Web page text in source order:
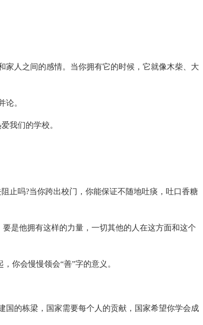
人之间的感情。当你拥有它的时候，它就像木柴、大
论。
我们的学校。
止吗?当你跨出校门，你能保证不随地吐痰，吐口香糖
是他拥有这样的力量，一切其他的人在这方面和这个
你会慢慢领会“善”字的意义。
国的栋梁，国家需要每个人的贡献，国家希望你学会成